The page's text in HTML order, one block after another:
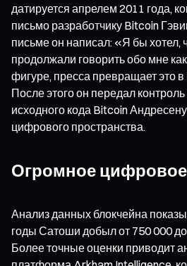
датируется апрелем 2011 года,
письмо разработчику Bitcoin
письме он написал: «Я бы хотел,
продолжали говорить обо мне
фигуре, пресса превращает это
После этого он передал
исходного кода Bitcoin
цифрового пространства.
Огромное
Анализ данных блокчейна
годы Сатоши добыл от 750 000
Более точные оценки приводит